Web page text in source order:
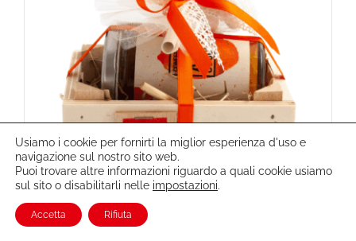
Usiamo i cookie per fornirti la miglior esperienza d'uso e
navigazione sul nostro sito web.
Puoi trovare altre informazioni riguardo a quali cookie usiamo
sul sito o disabilitarli nelle impostazioni.
Accetta Rifiuta